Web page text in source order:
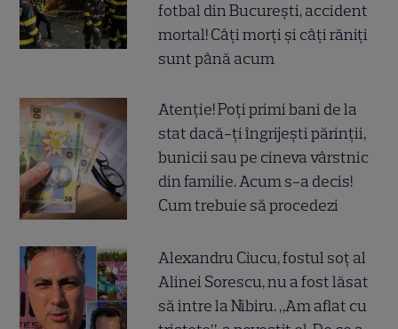
fotbal din București, accident
mortal! Câți morți și câți răniți
sunt până acum
Atenție! Poți primi bani de la
stat dacă-ți îngrijești părinții,
bunicii sau pe cineva vârstnic
din familie. Acum s-a decis!
Cum trebuie să procedezi
Alexandru Ciucu, fostul soț al
Alinei Sorescu, nu a fost lăsat
să intre la Nibiru. „Am aflat cu